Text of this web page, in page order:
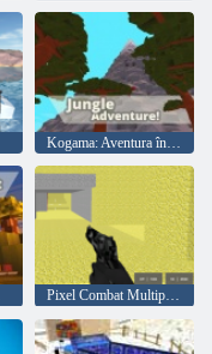
Pixel Combat Multiplayer